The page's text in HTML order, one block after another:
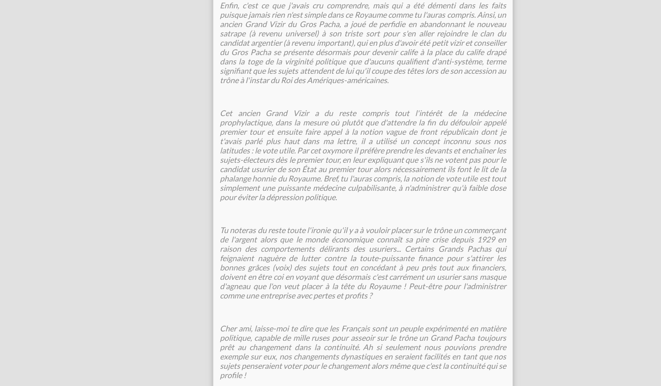
Enfin, c'est ce que j'avais cru comprendre, mais qui a été démenti dans les faits
puisque jamais rien n'est simple dans ce Royaume comme tu l'auras compris. Ainsi, un
ancien Grand Vizir du Gros Pacha, a joué de perfidie en abandonnant le nouveau
satrape (à revenu universel) à son triste sort pour s'en aller rejoindre le clan du
candidat argentier (à revenu important), qui en plus d'avoir été petit vizir et conseiller
du Gros Pacha se présente désormais pour devenir calife à la place du calife drapé
dans la toge de la virginité politique que d'aucuns qualifient d'anti-système, terme
signifiant que les sujets attendent de lui qu'il coupe des têtes lors de son accession au
trône à l'instar du Roi des Amériques-américaines.
Cet ancien Grand Vizir a du reste compris tout l'intérêt de la médecine
prophylactique, dans la mesure où plutôt que d'attendre la fin du défouloir appelé
premier tour et ensuite faire appel à la notion vague de front républicain dont je
t'avais parlé plus haut dans ma lettre, il a utilisé un concept inconnu sous nos
latitudes : le vote utile. Par cet oxymore il préfère prendre les devants et enchaîner les
sujets-électeurs dès le premier tour, en leur expliquant que s'ils ne votent pas pour le
candidat usurier de son État au premier tour alors nécessairement ils font le lit de la
phalange honnie du Royaume. Bref, tu l'auras compris, la notion de vote utile est tout
simplement une puissante médecine culpabilisante, à n'administrer qu'à faible dose
pour éviter la dépression politique.
Tu noteras du reste toute l'ironie qu'il y a à vouloir placer sur le trône un commerçant
de l'argent alors que le monde économique connaît sa pire crise depuis 1929 en
raison des comportements délirants des usuriers... Certains Grands Pachas qui
feignaient naguère de lutter contre la toute-puissante finance pour s'attirer les
bonnes grâces (voix) des sujets tout en concédant à peu près tout aux financiers,
doivent en être coi en voyant que désormais c'est carrément un usurier sans masque
d'agneau que l'on veut placer à la tête du Royaume ! Peut-être pour l'administrer
comme une entreprise avec pertes et profits ?
Cher ami, laisse-moi te dire que les Français sont un peuple expérimenté en matière
politique, capable de mille ruses pour asseoir sur le trône un Grand Pacha toujours
prêt au changement dans la continuité. Ah si seulement nous pouvions prendre
exemple sur eux, nos changements dynastiques en seraient facilités en tant que nos
sujets penseraient voter pour le changement alors même que c'est la continuité qui se
profile !